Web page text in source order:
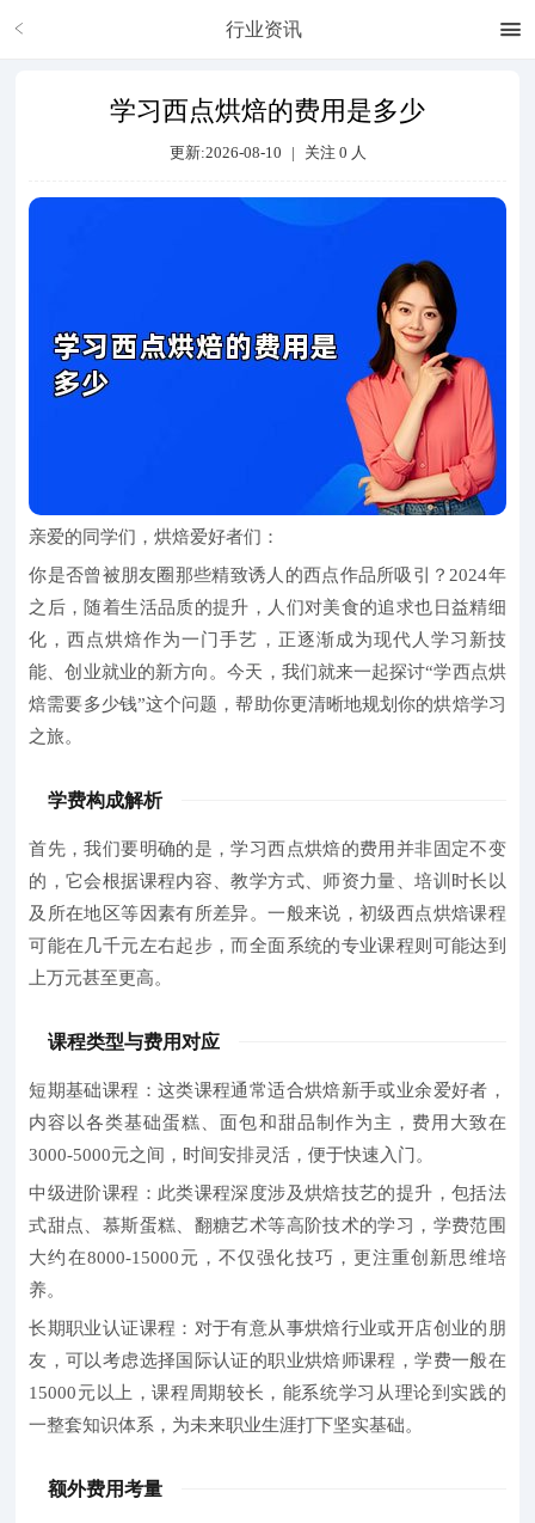
行业资讯
学习西点烘焙的费用是多少
更新:2026-08-10 | 关注 0 人
亲爱的同学们，烘焙爱好者们：
你是否曾被朋友圈那些精致诱人的西点作品所吸引？ 2024年
之后，随着生活品质的提升，人们对美食的追求也日益精细
化，西点烘焙作为一门手艺，正逐渐成为现代人学习新技
能、创业就业的新方向。今天，我们就来一起探讨“学西点烘
焙需要多少钱”这个问题，帮助你更清晰地规划你的烘焙学习
之旅。
学费构成解析
首先，我们要明确的是，学习西点烘焙的费用并非固定不变
的，它会根据课程内容、教学方式、师资力量、培训时长以
及所在地区等因素有所差异。一般来说，初级西点烘焙课程
可能在几千元左右起步，而全面系统的专业课程则可能达到
上万元甚至更高。
课程类型与费用对应
短期基础课程： 这类课程通常适合烘焙新手或业余爱好者，
内容以各类基础蛋糕、面包和甜品制作为主，费用大致在
3000-5000元之间，时间安排灵活，便于快速入门。
中级进阶课程： 此类课程深度涉及烘焙技艺的提升，包括法
式甜点、慕斯蛋糕、翻糖艺术等高阶技术的学习，学费范围
大约在8000-15000元 ，不仅强化技巧，更注重创新思维培
养。
长期职业认证课程： 对于有意从事烘焙行业或开店创业的朋
友，可以考虑选择国际认证的职业烘焙师课程，学费一般在
15000元以上 ，课程周期较长，能系统学习从理论到实践的
一整套知识体系，为未来职业生涯打下坚实基础。
额外费用考量